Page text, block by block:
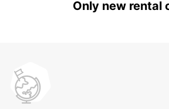
Only new rental